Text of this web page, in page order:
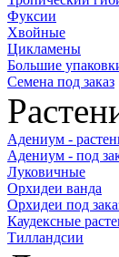
Фуксии
Хвойные
Цикламены
Большие
Семена под заказ
Адениум -
Адениум - под
Луковичные
Орхидеи ванда
Орхидеи под
Каудексные
Тилландсии